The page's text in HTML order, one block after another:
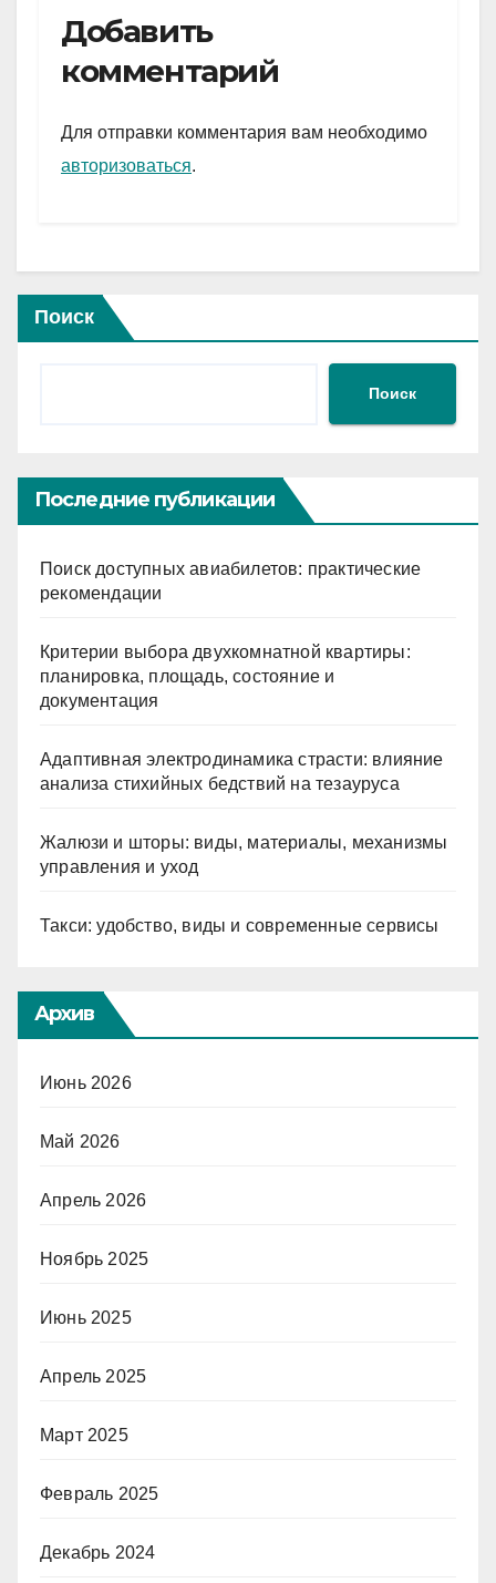
e
gr
a
m
er
s
A
p
и
Добавить
комментарий
Для отправки комментария вам необходимо
авторизоваться.
Поиск
Поиск
Последние публикации
Поиск доступных авиабилетов: практические
рекомендации
Критерии выбора двухкомнатной квартиры:
планировка, площадь, состояние и
документация
Адаптивная электродинамика страсти: влияние
анализа стихийных бедствий на тезауруса
Жалюзи и шторы: виды, материалы, механизмы
управления и уход
Такси: удобство, виды и современные сервисы
Архив
Июнь 2026
Май 2026
Апрель 2026
Ноябрь 2025
Июнь 2025
Апрель 2025
Март 2025
Февраль 2025
Декабрь 2024